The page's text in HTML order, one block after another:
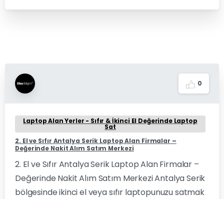
0
Laptop Alan Yerler - Sıfır & İkinci El Değerinde Laptop
Sat
2. El ve Sıfır Antalya Serik Laptop Alan Firmalar –
Değerinde Nakit Alım Satım Merkezi
2. El ve Sıfır Antalya Serik Laptop Alan Firmalar –
Değerinde Nakit Alım Satım Merkezi Antalya Serik
bölgesinde ikinci el veya sıfır laptopunuzu satmak